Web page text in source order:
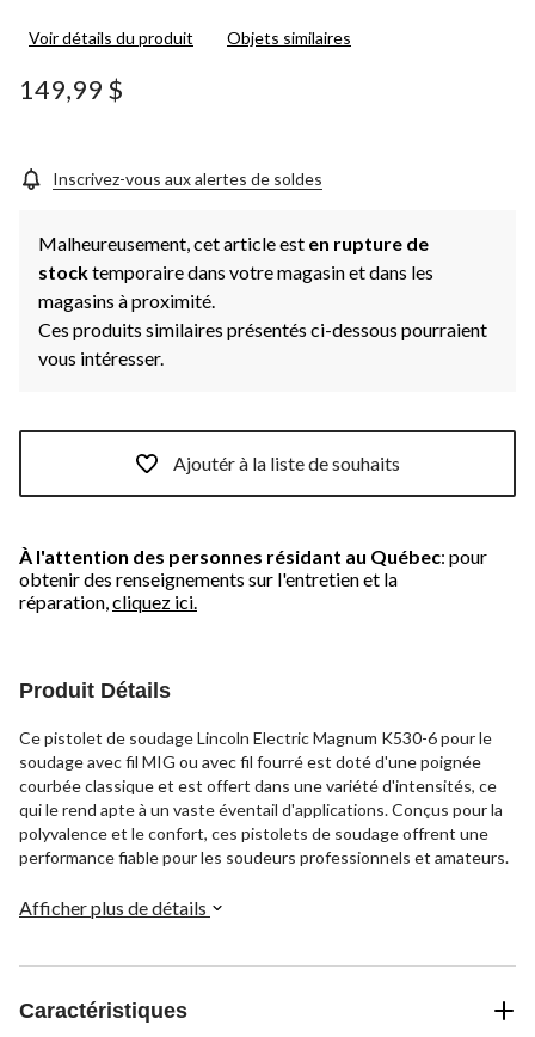
Voir détails du produit Objets similaires
149,99 $
Inscrivez-vous aux alertes de soldes
Malheureusement, cet article est en rupture de
stocktemporaire dans votre magasin et dans les
magasins à proximité.
Ces produits similaires présentés ci-dessous pourraient
vous intéresser.
Ajoutér à la liste de souhaits
À l'attention des personnes résidant au Québec: pour
obtenir des renseignements sur l'entretien et la
réparation, cliquez ici.
Produit Détails
Ce pistolet de soudage Lincoln Electric Magnum K530-6 pour le
soudage avec fil MIG ou avec fil fourré est doté d'une poignée
courbée classique et est offert dans une variété d'intensités, ce
qui le rend apte à un vaste éventail d'applications. Conçus pour la
polyvalence et le confort, ces pistolets de soudage offrent une
performance fiable pour les soudeurs professionnels et amateurs.
Afficher plus de détails
Caractéristiques